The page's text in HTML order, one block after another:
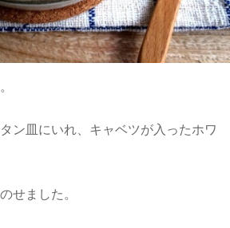
ン皿にいれ、キャベツが入ったホワ
せました。